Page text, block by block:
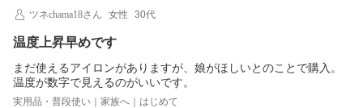
ツネchama18さん
女性 30代
温度上昇早めです
まだ使えるアイロンがありますが、娘がほしいとのことで購入。
温度が数字で見えるのがいいです。
実用品・普段使い｜家族へ｜はじめて